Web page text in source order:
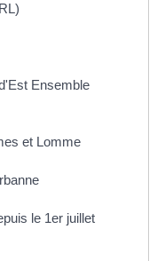
Ensemble
et Lomme
le 1er juillet